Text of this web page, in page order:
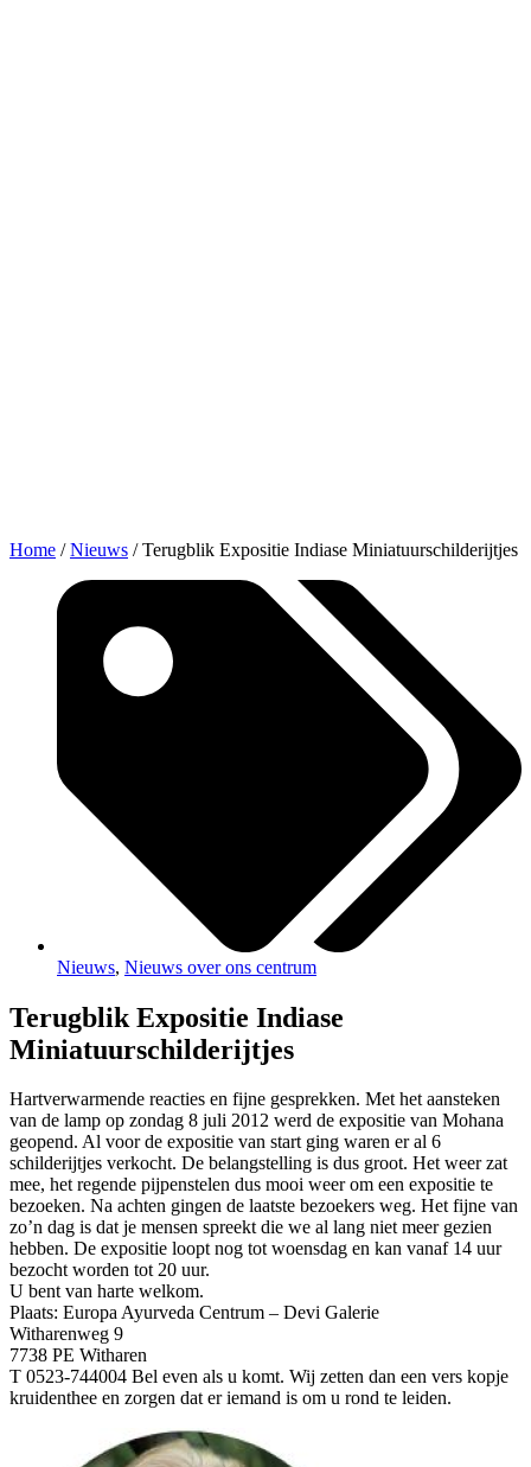
Home /Nieuws /Terugblik Expositie Indiase Miniatuurschilderijtjes
Nieuws, Nieuws over ons centrum
Terugblik Expositie Indiase
Miniatuurschilderijtjes
Hartverwarmende reacties en fijne gesprekken. Met het aansteken
van de lamp op zondag 8 juli 2012 werd de expositie van Mohana
geopend. Al voor de expositie van start ging waren er al 6
schilderijtjes verkocht. De belangstelling is dus groot. Het weer zat
mee, het regende pijpenstelen dus mooi weer om een expositie te
bezoeken. Na achten gingen de laatste bezoekers weg. Het fijne van
zo’n dag is dat je mensen spreekt die we al lang niet meer gezien
hebben. De expositie loopt nog tot woensdag en kan vanaf 14 uur
bezocht worden tot 20 uur.
U bent van harte welkom.
Plaats: Europa Ayurveda Centrum – Devi Galerie
Witharenweg 9
7738 PE Witharen
T 0523-744004 Bel even als u komt. Wij zetten dan een vers kopje
kruidenthee en zorgen dat er iemand is om u rond te leiden.